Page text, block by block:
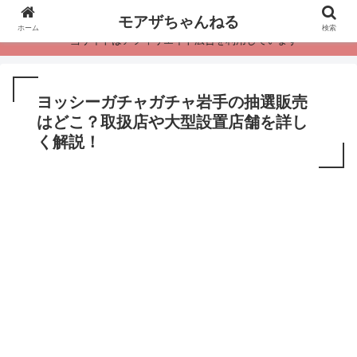
・当サイトはアフィリエイト広告を利用しています
ヨッシーガチャガチャ岩手の抽選販売
はどこ？取扱店や大型設置店舗を詳し
く解説！
ホーム モアザちゃんねる 検索